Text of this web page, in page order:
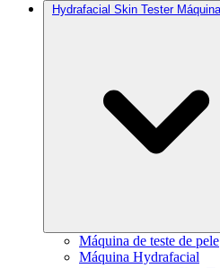
Hydrafacial Skin Tester
Máquina de teste de pele
Máquina Hydrafacial